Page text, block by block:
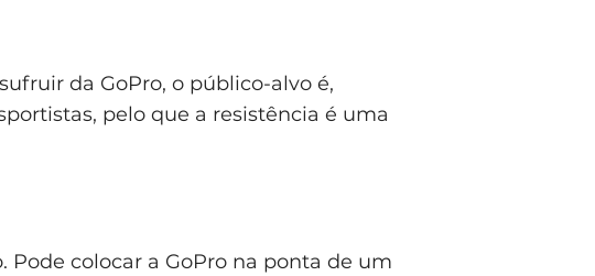
da GoPro, o público-alvo é,
pelo que a resistência é uma
Pode colocar a GoPro na ponta de um